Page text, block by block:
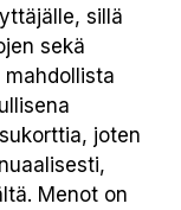
sillä
sekä
joten
Menot on